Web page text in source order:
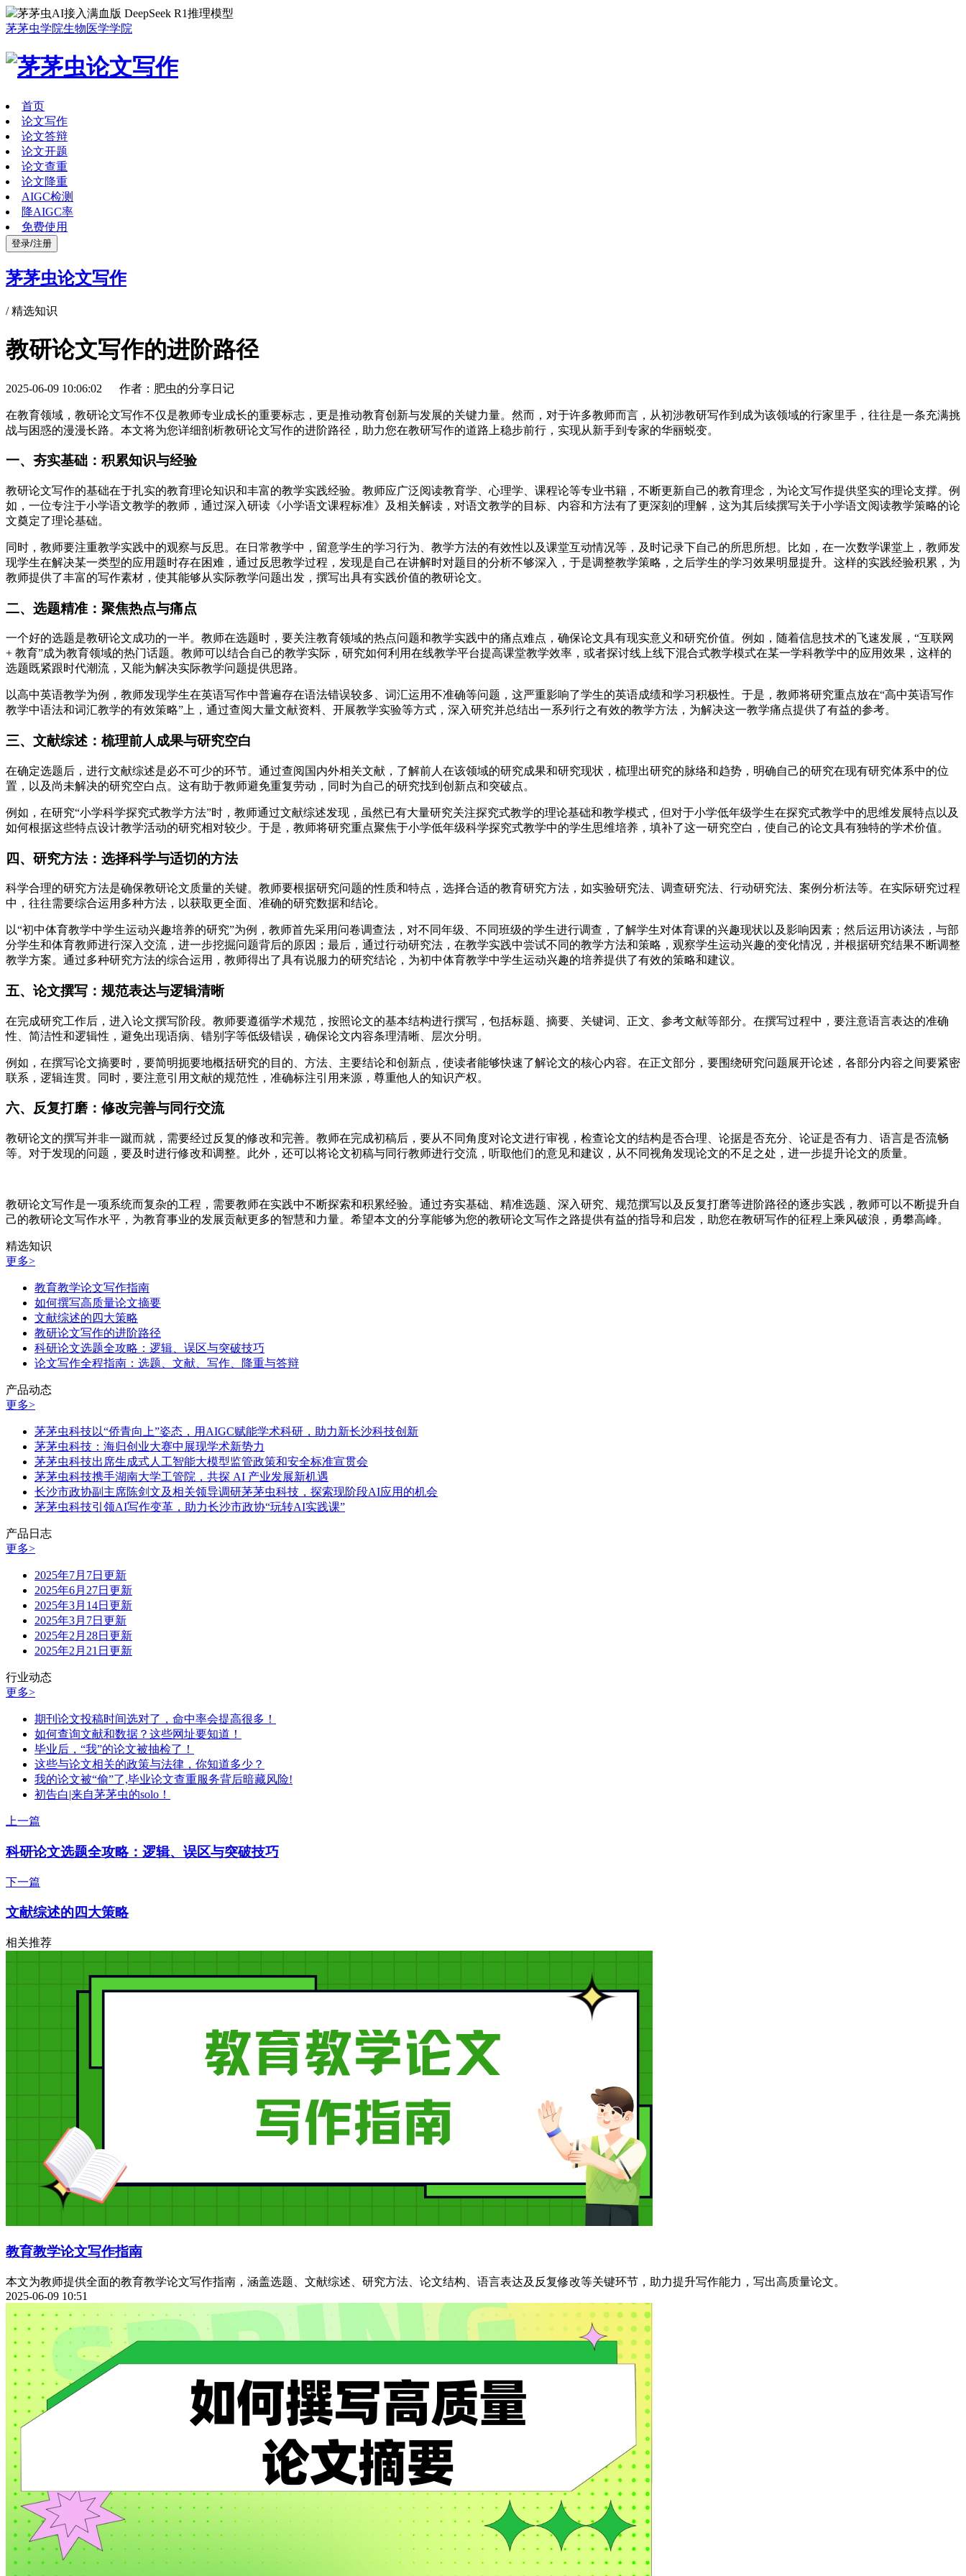
茅茅虫AI接入满血版 DeepSeek R1推理模型
茅茅虫学院生物医学学院
首页
论文写作
论文答辩
论文开题
论文查重
论文降重
AIGC检测
降AIGC率
免费使用
登录/注册
茅茅虫论文写作
/精选知识
教研论文写作的进阶路径
2025-06-09 10:06:02 作者：肥虫的分享日记
在教育领域，教研论文写作不仅是教师专业成长的重要标志，更是推动教育创新与发展的关键力量。然而，对于许多教师而言，从初涉教研写作到成为该领域的行家里手，往往是一条充满挑
战与困惑的漫漫长路。本文将为您详细剖析教研论文写作的进阶路径，助力您在教研写作的道路上稳步前行，实现从新手到专家的华丽蜕变。
一、夯实基础：积累知识与经验
教研论文写作的基础在于扎实的教育理论知识和丰富的教学实践经验。教师应广泛阅读教育学、心理学、课程论等专业书籍，不断更新自己的教育理念，为论文写作提供坚实的理论支撑。例
如，一位专注于小学语文教学的教师，通过深入研读《小学语文课程标准》及相关解读，对语文教学的目标、内容和方法有了更深刻的理解，这为其后续撰写关于小学语文阅读教学策略的论
文奠定了理论基础。
同时，教师要注重教学实践中的观察与反思。在日常教学中，留意学生的学习行为、教学方法的有效性以及课堂互动情况等，及时记录下自己的所思所想。比如，在一次数学课堂上，教师发
现学生在解决某一类型的应用题时存在困难，通过反思教学过程，发现是自己在讲解时对题目的分析不够深入，于是调整教学策略，之后学生的学习效果明显提升。这样的实践经验积累，为
教师提供了丰富的写作素材，使其能够从实际教学问题出发，撰写出具有实践价值的教研论文。
二、选题精准：聚焦热点与痛点
一个好的选题是教研论文成功的一半。教师在选题时，要关注教育领域的热点问题和教学实践中的痛点难点，确保论文具有现实意义和研究价值。例如，随着信息技术的飞速发展，“互联网
+ 教育”成为教育领域的热门话题。教师可以结合自己的教学实际，研究如何利用在线教学平台提高课堂教学效率，或者探讨线上线下混合式教学模式在某一学科教学中的应用效果，这样的
选题既紧跟时代潮流，又能为解决实际教学问题提供思路。
以高中英语教学为例，教师发现学生在英语写作中普遍存在语法错误较多、词汇运用不准确等问题，这严重影响了学生的英语成绩和学习积极性。于是，教师将研究重点放在“高中英语写作
教学中语法和词汇教学的有效策略”上，通过查阅大量文献资料、开展教学实验等方式，深入研究并总结出一系列行之有效的教学方法，为解决这一教学痛点提供了有益的参考。
三、文献综述：梳理前人成果与研究空白
在确定选题后，进行文献综述是必不可少的环节。通过查阅国内外相关文献，了解前人在该领域的研究成果和研究现状，梳理出研究的脉络和趋势，明确自己的研究在现有研究体系中的位
置，以及尚未解决的研究空白点。这有助于教师避免重复劳动，同时为自己的研究找到创新点和突破点。
例如，在研究“小学科学探究式教学方法”时，教师通过文献综述发现，虽然已有大量研究关注探究式教学的理论基础和教学模式，但对于小学低年级学生在探究式教学中的思维发展特点以及
如何根据这些特点设计教学活动的研究相对较少。于是，教师将研究重点聚焦于小学低年级科学探究式教学中的学生思维培养，填补了这一研究空白，使自己的论文具有独特的学术价值。
四、研究方法：选择科学与适切的方法
科学合理的研究方法是确保教研论文质量的关键。教师要根据研究问题的性质和特点，选择合适的教育研究方法，如实验研究法、调查研究法、行动研究法、案例分析法等。在实际研究过程
中，往往需要综合运用多种方法，以获取更全面、准确的研究数据和结论。
以“初中体育教学中学生运动兴趣培养的研究”为例，教师首先采用问卷调查法，对不同年级、不同班级的学生进行调查，了解学生对体育课的兴趣现状以及影响因素；然后运用访谈法，与部
分学生和体育教师进行深入交流，进一步挖掘问题背后的原因；最后，通过行动研究法，在教学实践中尝试不同的教学方法和策略，观察学生运动兴趣的变化情况，并根据研究结果不断调整
教学方案。通过多种研究方法的综合运用，教师得出了具有说服力的研究结论，为初中体育教学中学生运动兴趣的培养提供了有效的策略和建议。
五、论文撰写：规范表达与逻辑清晰
在完成研究工作后，进入论文撰写阶段。教师要遵循学术规范，按照论文的基本结构进行撰写，包括标题、摘要、关键词、正文、参考文献等部分。在撰写过程中，要注意语言表达的准确
性、简洁性和逻辑性，避免出现语病、错别字等低级错误，确保论文内容条理清晰、层次分明。
例如，在撰写论文摘要时，要简明扼要地概括研究的目的、方法、主要结论和创新点，使读者能够快速了解论文的核心内容。在正文部分，要围绕研究问题展开论述，各部分内容之间要紧密
联系，逻辑连贯。同时，要注意引用文献的规范性，准确标注引用来源，尊重他人的知识产权。
六、反复打磨：修改完善与同行交流
教研论文的撰写并非一蹴而就，需要经过反复的修改和完善。教师在完成初稿后，要从不同角度对论文进行审视，检查论文的结构是否合理、论据是否充分、论证是否有力、语言是否流畅
等。对于发现的问题，要及时进行修改和调整。此外，还可以将论文初稿与同行教师进行交流，听取他们的意见和建议，从不同视角发现论文的不足之处，进一步提升论文的质量。
教研论文写作是一项系统而复杂的工程，需要教师在实践中不断探索和积累经验。通过夯实基础、精准选题、深入研究、规范撰写以及反复打磨等进阶路径的逐步实践，教师可以不断提升自
己的教研论文写作水平，为教育事业的发展贡献更多的智慧和力量。希望本文的分享能够为您的教研论文写作之路提供有益的指导和启发，助您在教研写作的征程上乘风破浪，勇攀高峰。
精选知识
更多>
教育教学论文写作指南
如何撰写高质量论文摘要
文献综述的四大策略
教研论文写作的进阶路径
科研论文选题全攻略：逻辑、误区与突破技巧
论文写作全程指南：选题、文献、写作、降重与答辩
产品动态
更多>
茅茅虫科技以“侨青向上”姿态，用AIGC赋能学术科研，助力新长沙科技创新
茅茅虫科技：海归创业大赛中展现学术新势力
茅茅虫科技出席生成式人工智能大模型监管政策和安全标准宣贯会
茅茅虫科技携手湖南大学工管院，共探 AI 产业发展新机遇
长沙市政协副主席陈剑文及相关领导调研茅茅虫科技，探索现阶段AI应用的机会
茅茅虫科技引领AI写作变革，助力长沙市政协“玩转AI实践课”
产品日志
更多>
2025年7月7日更新
2025年6月27日更新
2025年3月14日更新
2025年3月7日更新
2025年2月28日更新
2025年2月21日更新
行业动态
更多>
期刊论文投稿时间选对了，命中率会提高很多！
如何查询文献和数据？这些网址要知道！
毕业后，“我”的论文被抽检了！
这些与论文相关的政策与法律，你知道多少？
我的论文被“偷”了,毕业论文查重服务背后暗藏风险!
初告白|来自茅茅虫的solo！
上一篇
科研论文选题全攻略：逻辑、误区与突破技巧
下一篇
文献综述的四大策略
相关推荐
教育教学论文写作指南
本文为教师提供全面的教育教学论文写作指南，涵盖选题、文献综述、研究方法、论文结构、语言表达及反复修改等关键环节，助力提升写作能力，写出高质量论文。
2025-06-09 10:51